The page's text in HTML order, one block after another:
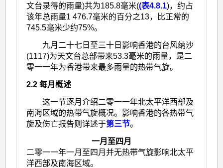
文台录得的雨量)共为185.8毫米((表4.8.1)，约占
该年总雨量1 476.7毫米的百分之13，比正常的
745.5毫米少约75%。
九月二十七日至三十日影响香港的台风纳沙
(1117)为天文台总部带来53.3毫米的雨量，是二
零一一年为香港带来最多雨量的热带气旋。
2.2 每月概述
这一节逐月介绍二零一一年北太平洋西部及
南海区域的热带气旋概况。影响香港的各热带气
旋及伤亡报告则详述于第三节。
一月至四月
二零一一年一月至四月并无热带气旋影响北太平
洋西部及南海区域。